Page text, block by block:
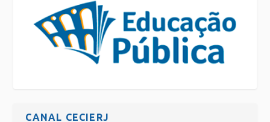
CANAL CECIERJ